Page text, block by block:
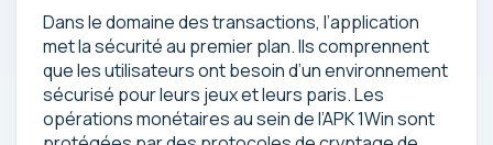
Dans le domaine des transactions, l’application
met la sécurité au premier plan. Ils comprennent
que les utilisateurs ont besoin d’un environnement
sécurisé pour leurs jeux et leurs paris. Les
opérations monétaires au sein de l’APK 1Win sont